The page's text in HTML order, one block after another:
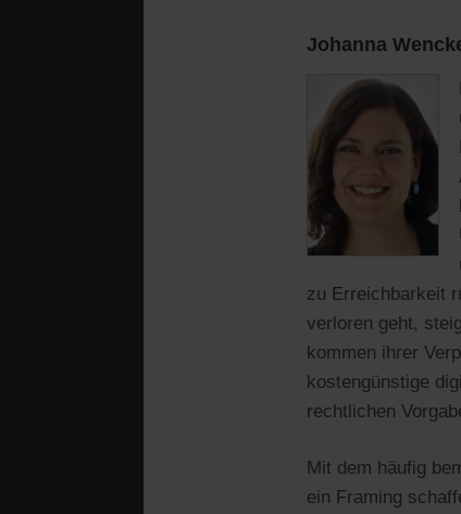
Johanna
zu Erreichbarkeit
verloren geht,
kommen ihrer
kostengünstige
rechtlichen
Mit dem häufig
ein Framing